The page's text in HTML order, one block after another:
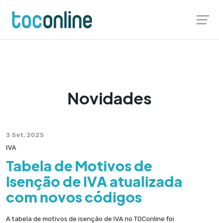
content
Novidades
3 Set, 2025
IVA
Tabela de Motivos de
Isenção de IVA atualizada
com novos códigos
A tabela de motivos de isenção de IVA no TOConline foi